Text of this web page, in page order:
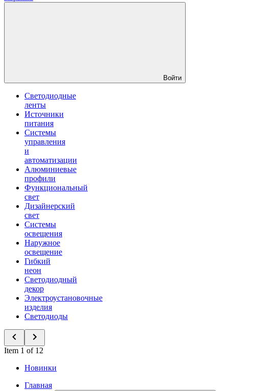
Войти
Светодиодные
ленты
Источники
питания
Системы
управления
и
автоматизации
Алюминиевые
профили
Функциональный
свет
Дизайнерский
свет
Системы
освещения
Наружное
освещение
Гибкий
неон
Светодиодный
декор
Электроустановочные
изделия
Светодиоды
Item 1 of 12
Новинки
Главная